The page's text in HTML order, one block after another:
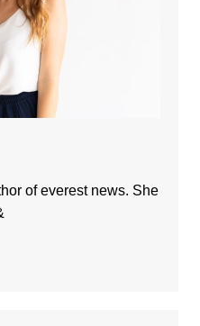
of everest news. She